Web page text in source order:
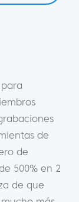
de
de
500% en 2
de que